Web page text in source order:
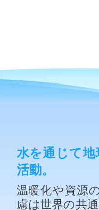
水を通じて
活動。
温暖化や資源
慮は世界の共